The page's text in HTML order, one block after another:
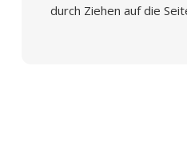
durch Ziehen auf die